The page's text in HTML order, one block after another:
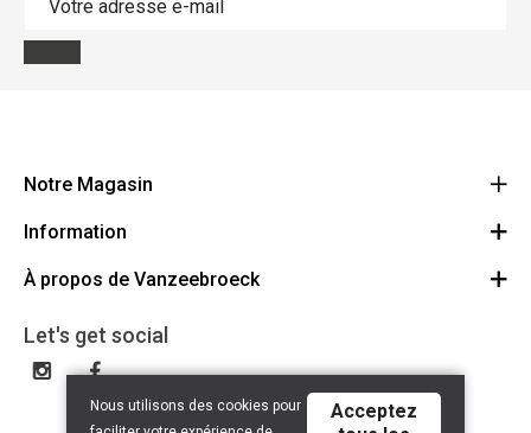
Notre Magasin
Vanzeebroeck Motors
1600 Sint-Pieters-Leeuw
023316022
Information
Annulation Commande
Conditions générales
Privacy policy
À propos de Vanzeebroeck
Cheque Cadeau
Échange et Retours
Let's get social
Nous utilisons des cookies pour
Acceptez